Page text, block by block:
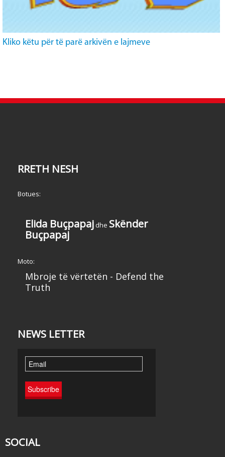
Kliko këtu për të parë arkivën e lajmeve
RRETH NESH
Botues:
Elida Buçpapaj dhe Skënder
Buçpapaj
Moto:
Mbroje të vërtetën - Defend the
Truth
NEWS LETTER
SOCIAL